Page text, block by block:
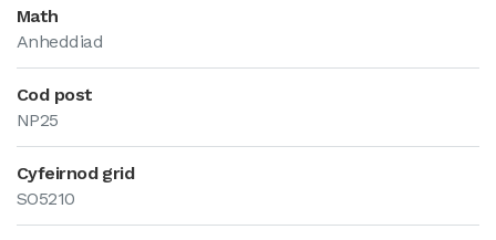
Math
Anheddiad
Cod post
NP25
Cyfeirnod grid
SO5210